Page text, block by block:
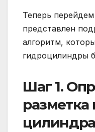
Теперь
представлен
алгоритм,
гидроцилиндры
Шаг 1.
цилиндра